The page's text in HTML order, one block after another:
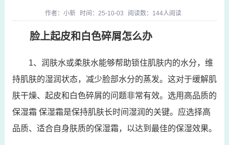
作者： 小新 时间：25-10-03 阅读数：144人阅读
脸上起皮和白色碎屑怎么办
1、润肤水或柔肤水能够帮助锁住肌肤内的水分，维
持肌肤的湿润状态，减少脸部水分的蒸发。这对于缓解肌
肤干燥、起皮和白色碎屑的问题非常有效。选用高品质的
保湿霜 保湿霜是保持肌肤长时间湿润的关键。应选择高
品质、适合自身肤质的保湿霜，以达到最佳的保湿效果。